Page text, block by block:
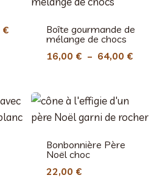
€Plage
54,00 €
Boîte gourmande de
mélange de chocs
16,00 € – 64,00 €Plage
à
Bonbonnière Père
Noël choc
22,00 €